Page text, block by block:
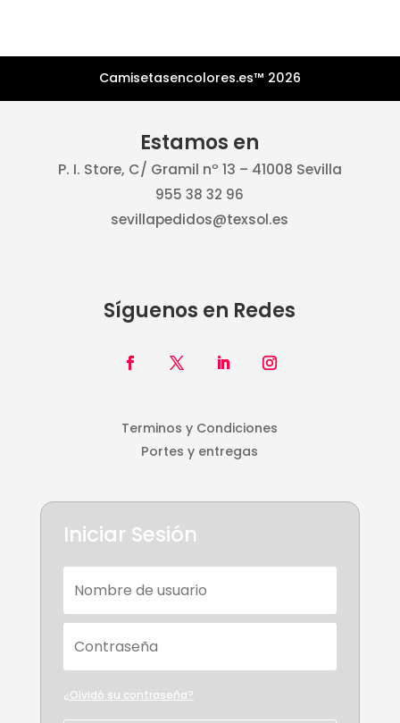
Camisetasencolores.es™ 2026
Estamos en
P. I. Store, C/ Gramil nº 13 – 41008 Sevilla
955 38 32 96
sevillapedidos@texsol.es
Síguenos en Redes
Terminos y Condiciones
Portes y entregas
Iniciar Sesión
¿Olvidó su contraseña?